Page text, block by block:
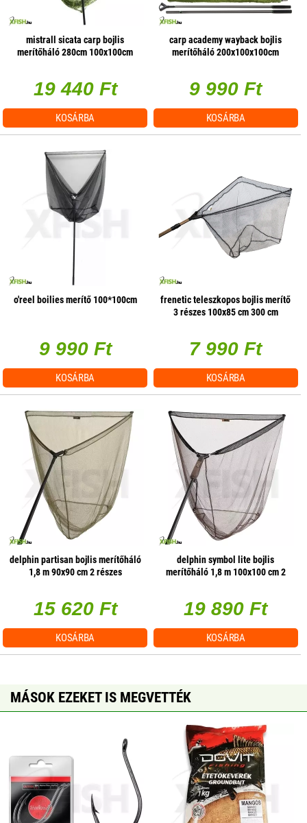
mistrall sicata carp bojlis
merítőháló 280cm 100x100cm
19 440 Ft
KOSÁRBA
carp academy wayback bojlis
merítőháló 200x100x100cm
9 990 Ft
KOSÁRBA
o'reel boilies merítő 100*100cm
9 990 Ft
KOSÁRBA
frenetic teleszkopos bojlis merítő
3 részes 100x85 cm 300 cm
7 990 Ft
KOSÁRBA
delphin partisan bojlis merítőháló
1,8 m 90x90 cm 2 részes
15 620 Ft
KOSÁRBA
delphin symbol lite bojlis
merítőháló 1,8 m 100x100 cm 2
19 890 Ft
KOSÁRBA
MÁSOK EZEKET IS MEGVETTÉK